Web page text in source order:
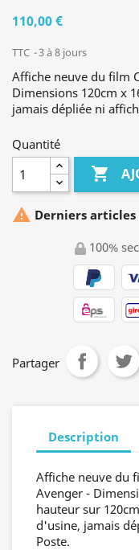
110,00 €
TTC 3 à 8 jours
Affiche neuve du film
Dimensions 120cm x
jamais dépliée ni
Quantité

 Derniers articles
100%
Partager
Description
Affiche neuve du
Avenger -
hauteur sur
d'usine, jamais
Poste.